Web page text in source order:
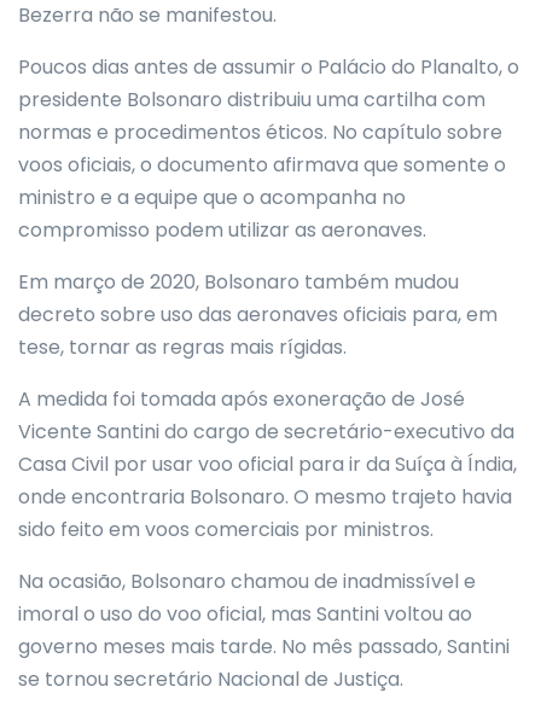
Bezerra não se manifestou.
Poucos dias antes de assumir o Palácio do Planalto, o
presidente Bolsonaro distribuiu uma cartilha com
normas e procedimentos éticos. No capítulo sobre
voos oficiais, o documento afirmava que somente o
ministro e a equipe que o acompanha no
compromisso podem utilizar as aeronaves.
Em março de 2020, Bolsonaro também mudou
decreto sobre uso das aeronaves oficiais para, em
tese, tornar as regras mais rígidas.
A medida foi tomada após exoneração de José
Vicente Santini do cargo de secretário-executivo da
Casa Civil por usar voo oficial para ir da Suíça à Índia,
onde encontraria Bolsonaro. O mesmo trajeto havia
sido feito em voos comerciais por ministros.
Na ocasião, Bolsonaro chamou de inadmissível e
imoral o uso do voo oficial, mas Santini voltou ao
governo meses mais tarde. No mês passado, Santini
se tornou secretário Nacional de Justiça.